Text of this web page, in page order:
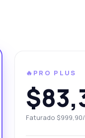
🔥PRO PLUS
Faturado